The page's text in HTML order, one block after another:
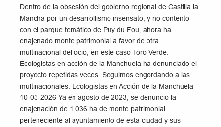
Dentro de la obsesión del gobierno regional de Castilla la
Mancha por un desarrollismo insensato, y no contento
con el parque temático de Puy du Fou, ahora ha
enajenado monte patrimonial a favor de otra
multinacional del ocio, en este caso Toro Verde.
Ecologistas en acción de la Manchuela ha denunciado el
proyecto repetidas veces. Seguimos engordando a las
multinacionales. Ecologistas en Acción de la Manchuela
10-03-2026 Ya en agosto de 2023, se denunció la
enajenación de 1.036 ha de monte patrimonial
perteneciente al ayuntamiento de esta ciudad y sus